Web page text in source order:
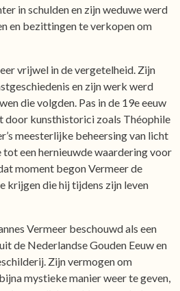
in schulden en zijn weduwe werd
en bezittingen te verkopen om
vrijwel in de vergetelheid. Zijn
en zijn werk werd
die volgden. Pas in de 19e eeuw
door kunsthistorici zoals Théophile
meesterlijke beheersing van licht
een hernieuwde waardering voor
moment begon Vermeer de
krijgen die hij tijdens zijn leven
Vermeer beschouwd als een
de Nederlandse Gouden Eeuw en
Zijn vermogen om
mystieke manier weer te geven,